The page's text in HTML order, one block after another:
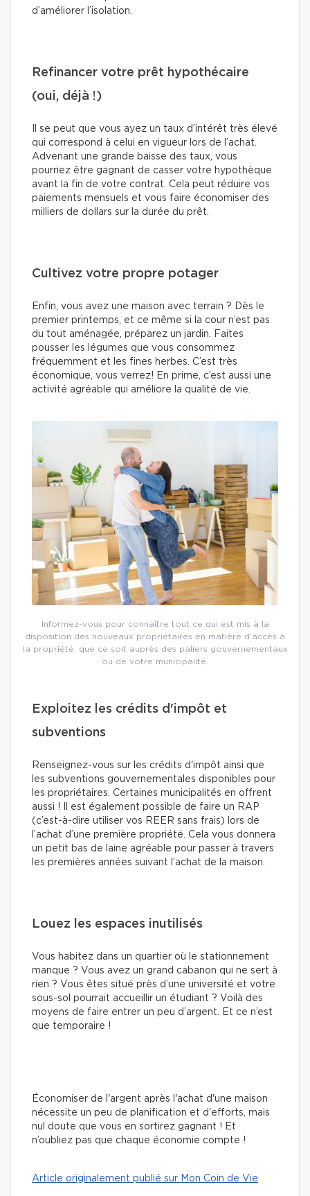
d’améliorer l’isolation.
Refinancer votre prêt hypothécaire
(oui, déjà !)
Il se peut que vous ayez un taux d’intérêt très élevé
qui correspond à celui en vigueur lors de l’achat.
Advenant une grande baisse des taux, vous
pourriez être gagnant de casser votre hypothèque
avant la fin de votre contrat. Cela peut réduire vos
paiements mensuels et vous faire économiser des
milliers de dollars sur la durée du prêt.
Cultivez votre propre potager
Enfin, vous avez une maison avec terrain ? Dès le
premier printemps, et ce même si la cour n’est pas
du tout aménagée, préparez un jardin. Faites
pousser les légumes que vous consommez
fréquemment et les fines herbes. C’est très
économique, vous verrez! En prime, c’est aussi une
activité agréable qui améliore la qualité de vie.
Informez-vous pour connaître tout ce qui est mis à la
disposition des nouveaux propriétaires en matière d’accès à
la propriété, que ce soit auprès des paliers gouvernementaux
ou de votre municipalité.
Exploitez les crédits d'impôt et
subventions
Renseignez-vous sur les crédits d'impôt ainsi que
les subventions gouvernementales disponibles pour
les propriétaires. Certaines municipalités en offrent
aussi ! Il est également possible de faire un RAP
(c’est-à-dire utiliser vos REER sans frais) lors de
l’achat d’une première propriété. Cela vous donnera
un petit bas de laine agréable pour passer à travers
les premières années suivant l’achat de la maison.
Louez les espaces inutilisés
Vous habitez dans un quartier où le stationnement
manque ? Vous avez un grand cabanon qui ne sert à
rien ? Vous êtes situé près d’une université et votre
sous-sol pourrait accueillir un étudiant ? Voilà des
moyens de faire entrer un peu d’argent. Et ce n’est
que temporaire !
Économiser de l'argent après l'achat d'une maison
nécessite un peu de planification et d'efforts, mais
nul doute que vous en sortirez gagnant ! Et
n’oubliez pas que chaque économie compte !
Article originalement publié sur Mon Coin de Vie